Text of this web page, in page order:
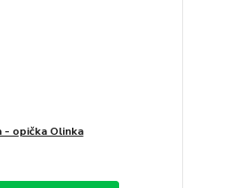
- opička Olinka